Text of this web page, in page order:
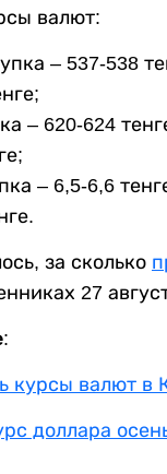
валют:
– 537-538
– 620-624
– 6,5-6,6
за сколько
27
курсы валют в
доллара